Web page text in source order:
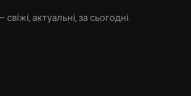
актуальні, за сьогодні.